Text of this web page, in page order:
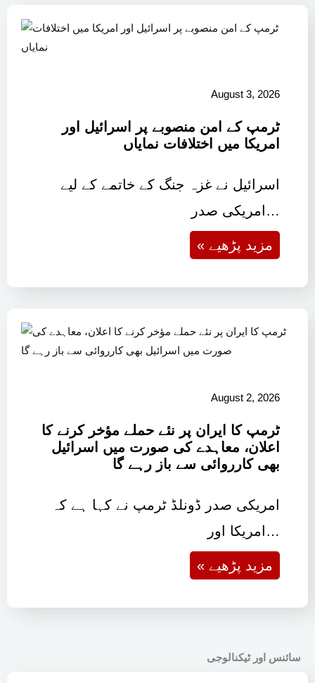
August 3, 2026
ٹرمپ کے امن منصوبے پر اسرائیل اور
امریکا میں اختلافات نمایاں
اسرائیل نے غزہ جنگ کے خاتمے کے لیے
امریکی صدر…
« مزید پڑھیے
August 2, 2026
ٹرمپ کا ایران پر نئے حملے مؤخر کرنے کا
اعلان، معاہدے کی صورت میں اسرائیل
بھی کارروائی سے باز رہے گا
امریکی صدر ڈونلڈ ٹرمپ نے کہا ہے کہ
امریکا اور…
« مزید پڑھیے
سائنس اور ٹیکنالوجی